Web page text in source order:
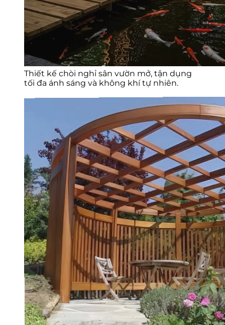
Thiết kế chòi nghỉ sân vườn mở, tận dụng
tối đa ánh sáng và không khí tự nhiên.